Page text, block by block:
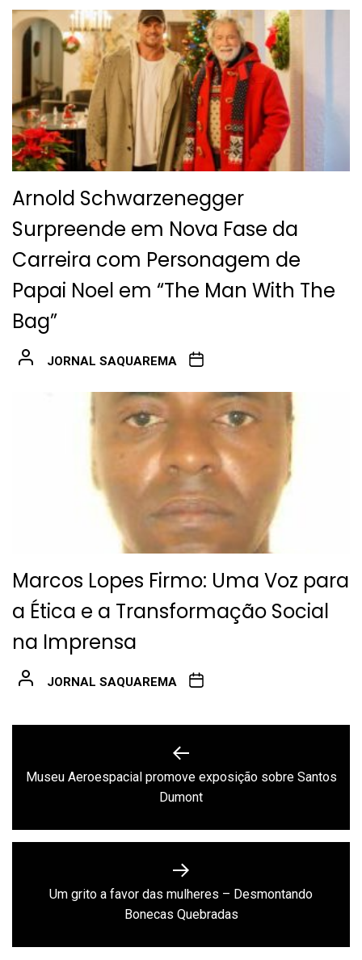
Arnold Schwarzenegger
Surpreende em Nova Fase da
Carreira com Personagem de
Papai Noel em “The Man With The
Bag”
JORNAL SAQUAREMA
Marcos Lopes Firmo: Uma Voz para
a Ética e a Transformação Social
na Imprensa
JORNAL SAQUAREMA
de
Previous
post:
Museu Aeroespacial promove exposição sobre Santos
Dumont
Next
post:
Um grito a favor das mulheres – Desmontando
Bonecas Quebradas